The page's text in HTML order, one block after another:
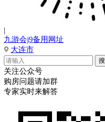
|
九游会j9备用网址
大连市
关注公众号
购房问题请加群
专家实时来解答